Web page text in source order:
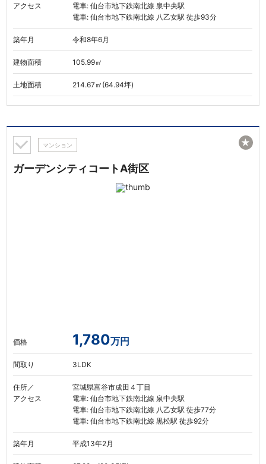
アクセス
電車: 仙台市地下鉄南北線 泉中央駅
電車: 仙台市地下鉄南北線 八乙女駅 徒歩93分
築年月 令和8年6月
建物面積 105.99㎡
土地面積 214.67㎡(64.94坪)
マンション
ガーデンシティコートA街区
価格 1,780万円
間取り 3LDK
住所／
アクセス
宮城県富谷市成田４丁目
電車: 仙台市地下鉄南北線 泉中央駅
電車: 仙台市地下鉄南北線 八乙女駅 徒歩77分
電車: 仙台市地下鉄南北線 黒松駅 徒歩92分
築年月 平成13年2月
★